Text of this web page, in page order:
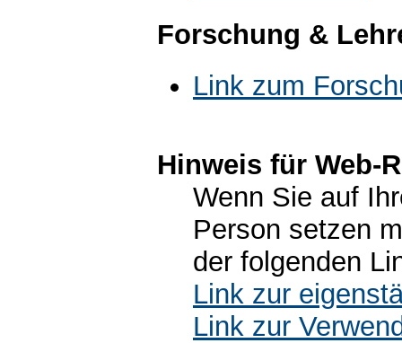
Forschung &
Link zum
Hinweis für Web-
Wenn Sie auf
Person setzen
der folgenden
Link zur
Link zur